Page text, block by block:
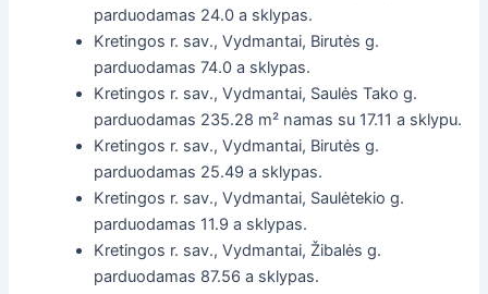
parduodamas 24.0 a sklypas.
Kretingos r. sav., Vydmantai, Birutės g.
parduodamas 74.0 a sklypas.
Kretingos r. sav., Vydmantai, Saulės Tako g.
parduodamas 235.28 m² namas su 17.11 a sklypu.
Kretingos r. sav., Vydmantai, Birutės g.
parduodamas 25.49 a sklypas.
Kretingos r. sav., Vydmantai, Saulėtekio g.
parduodamas 11.9 a sklypas.
Kretingos r. sav., Vydmantai, Žibalės g.
parduodamas 87.56 a sklypas.